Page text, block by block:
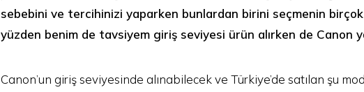
sebebini ve tercihinizi yaparken bunlardan birini seçmenin
yüzden benim de tavsiyem giriş seviyesi ürün alırken de Canon
Canon’un giriş seviyesinde alınabilecek ve Türkiye’de satılan şu